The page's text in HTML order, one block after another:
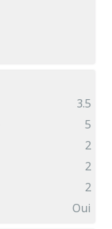
3.5
5
2
2
2
Oui